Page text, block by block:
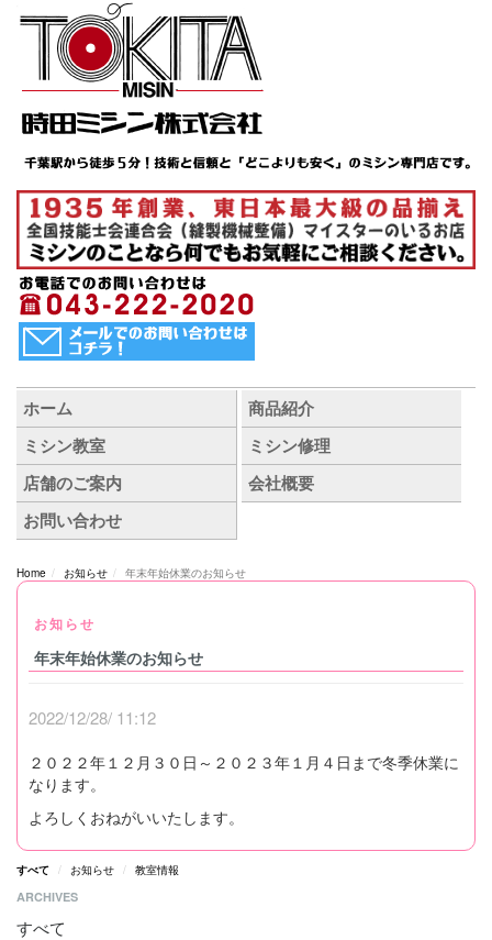
Home お知らせ 年末年始休業のお知らせ
お知らせ
年末年始休業のお知らせ
2022/12/28/ 11:12
２０２２年１２月３０日～２０２３年１月４日まで冬季休業に
なります。
よろしくおねがいいたします。
すべて お知らせ 教室情報
ARCHIVES
すべて